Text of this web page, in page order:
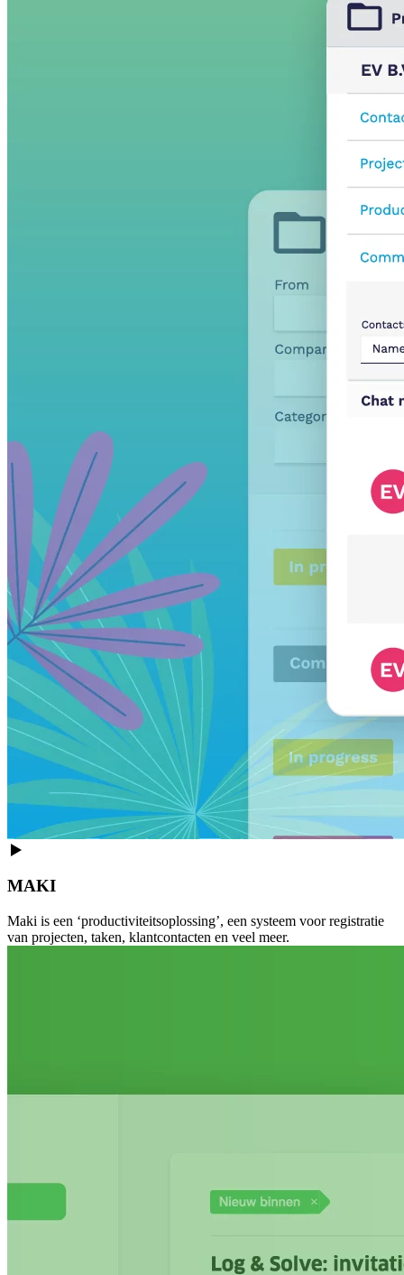
MAKI
Maki is een ‘productiviteitsoplossing’, een systeem voor registratie
van projecten, taken, klantcontacten en veel meer.